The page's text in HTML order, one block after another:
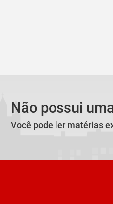
Não possui
Você pode ler matérias